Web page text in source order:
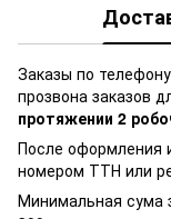
Заказы по
прозвона заказов
протяжении 2
После оформления
номером ТТН или
Минимальная сума